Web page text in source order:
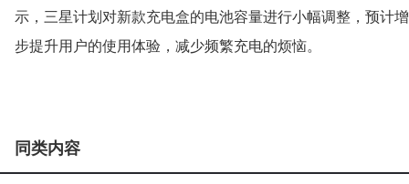
示，三星计划对新款充电盒的电池容量进行小幅调整，预计
步提升用户的使用体验，减少频繁充电的烦恼。
同类内容